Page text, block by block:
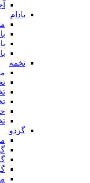
بادام
تخمه
گردو